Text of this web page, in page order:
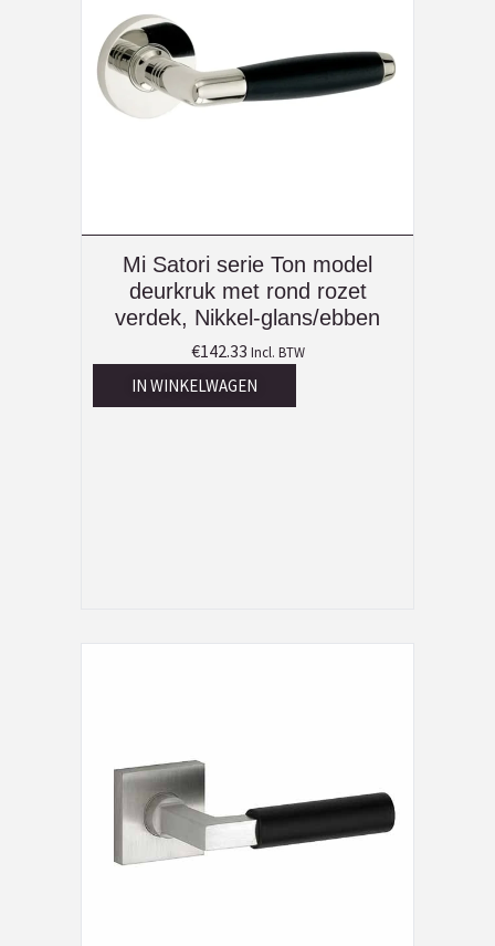
Mi Satori serie Ton model
deurkruk met rond rozet
verdek, Nikkel-glans/ebben
€142.33 Incl. BTW
IN WINKELWAGEN